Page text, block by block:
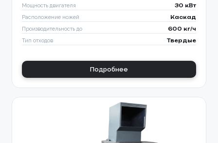
Мощность двигателя 30 кВт
Расположение ножей Каскад
Производительность до 600 кг/ч
Тип отходов Твердые
Подробнее